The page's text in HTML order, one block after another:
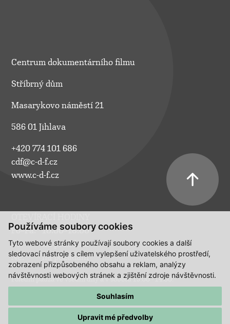
Používáme soubory cookies
Tyto webové stránky používají soubory cookies a další
sledovací nástroje s cílem vylepšení uživatelského prostředí,
zobrazení přizpůsobeného obsahu a reklam, analýzy
návštěvnosti webových stránek a zjištění zdroje návštěvnosti.
Souhlasím
Upravit mé předvolby
Centrum dokumentárního filmu
Stříbrný dům
Masarykovo náměstí 21
586 01 Jihlava
+420 774 101 686
cdf@c-d-f.cz
www.c-d-f.cz
Po–Pá:
10.00–18.00
So:
na požádání
Ne:
na požádání
Polední pauza ve všední dny a v sobotu 13:00 - 14:00.